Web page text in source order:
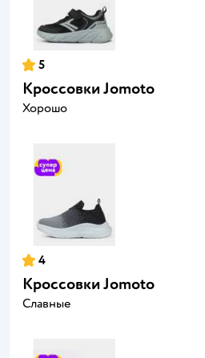
5
Кроссовки Jomoto
Хорошо
4
Кроссовки Jomoto
Славные